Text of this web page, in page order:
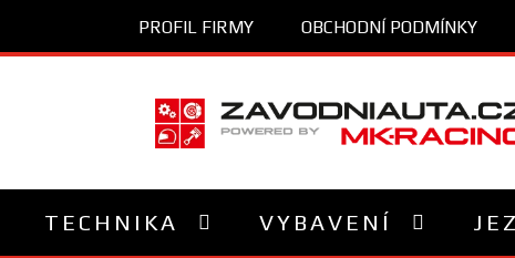
obsah
PROFIL FIRMY OBCHODNÍ PODMÍNKY
TECHNIKA VYBAVENÍ